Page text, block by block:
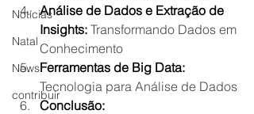
Notícias
Natal
News
contribuir
Análise de Dados e Extração de
Insights: Transformando Dados em
Conhecimento
Ferramentas de Big Data:
Tecnologia para Análise de Dados
Conclusão: